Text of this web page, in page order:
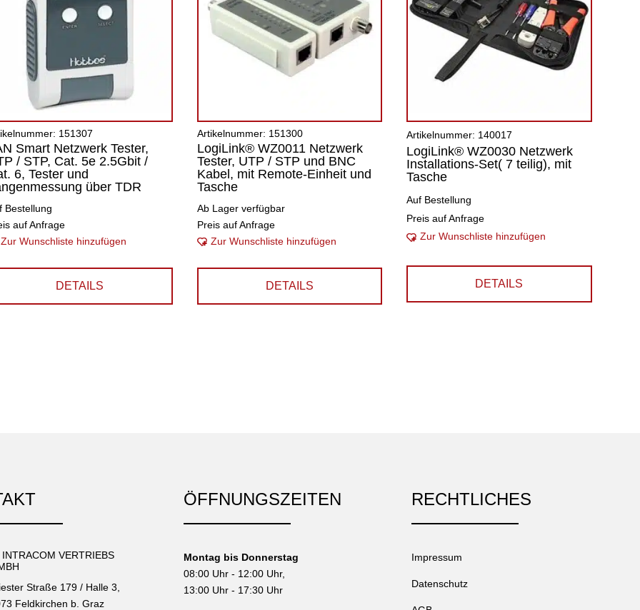
151307
Smart Netzwerk Tester,
/ STP, Cat. 5e 2.5Gbit /
6, Tester und
über TDR
Bestellung
auf Anfrage
Zur Wunschliste hinzufügen
DETAILS
Artikelnummer: 151300
LogiLink® WZ0011 Netzwerk
Tester, UTP / STP und BNC
Kabel, mit Remote-Einheit und
Tasche
Ab Lager verfügbar
Preis auf Anfrage
Zur Wunschliste hinzufügen
DETAILS
Artikelnummer: 140017
LogiLink® WZ0030 Netzwerk
Installations-Set( 7 teilig), mit
Tasche
Auf Bestellung
Preis auf Anfrage
Zur Wunschliste hinzufügen
DETAILS
INTRACOM VERTRIEBS
Straße 179 / Halle 3,
Feldkirchen b. Graz
ÖFFNUNGSZEITEN
Montag bis Donnerstag
08:00 Uhr - 12:00 Uhr,
13:00 Uhr - 17:30 Uhr
RECHTLICHES
Impressum
Datenschutz